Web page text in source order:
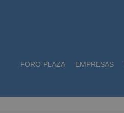
FORO PLAZA EMPRESAS